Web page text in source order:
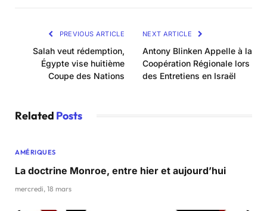
PREVIOUS ARTICLE
Salah veut rédemption,
Égypte vise huitième
Coupe des Nations
NEXT ARTICLE
Antony Blinken Appelle à la
Coopération Régionale lors
des Entretiens en Israël
Related Posts
AMÉRIQUES
La doctrine Monroe, entre hier et aujourd’hui
mercredi, 18 mars